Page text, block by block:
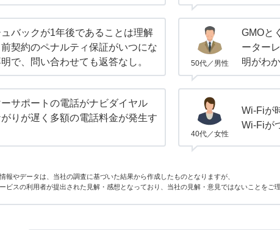
バックが1年後であることは理解
契約のペナルティ保証がいつにな
で、問い合わせても返答なし。
50代／男性
GMOと
ーター
明がわ
サポートの電話がナビダイヤル
りが遅く多額の電話料金が発生す
40代／女性
Wi-Fiが
Wi-Fiが
報やデータは、当社の調査に基づいた結果から作成したものとなりますが、
ビスの利用者が提出された見解・感想となっており、当社の見解・意見ではないことをご